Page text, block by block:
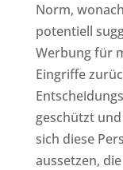
Norm,
potentiell
Werbung für
Eingriffe
geschützt
sich diese
aussetzen,